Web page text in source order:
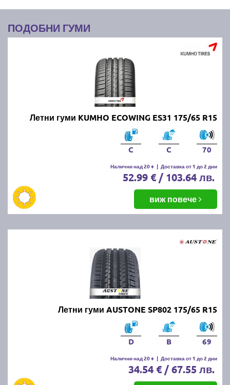
ПОДОБНИ ГУМИ
Летни гуми KUMHO ECOWING ES31 175/65 R15
C C 70
Налични над 20 + | Доставка от 1 до 2 дни
52.99 € / 103.64 лв.
виж повече
Летни гуми AUSTONE SP802 175/65 R15
D B 69
Налични над 20 + | Доставка от 1 до 2 дни
34.54 € / 67.55 лв.